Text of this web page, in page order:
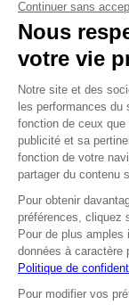
Tous
Cookies